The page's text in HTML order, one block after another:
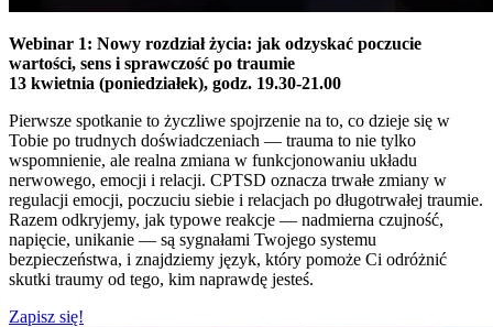
Webinar 1: Nowy rozdział życia: jak odzyskać poczucie
wartości, sens i sprawczość po traumie
13 kwietnia (poniedziałek), godz. 19.30-21.00
Pierwsze spotkanie to życzliwe spojrzenie na to, co dzieje się w
Tobie po trudnych doświadczeniach — trauma to nie tylko
wspomnienie, ale realna zmiana w funkcjonowaniu układu
nerwowego, emocji i relacji. CPTSD oznacza trwałe zmiany w
regulacji emocji, poczuciu siebie i relacjach po długotrwałej traumie.
Razem odkryjemy, jak typowe reakcje — nadmierna czujność,
napięcie, unikanie — są sygnałami Twojego systemu
bezpieczeństwa, i znajdziemy język, który pomoże Ci odróżnić
skutki traumy od tego, kim naprawdę jesteś.
Zapisz się!